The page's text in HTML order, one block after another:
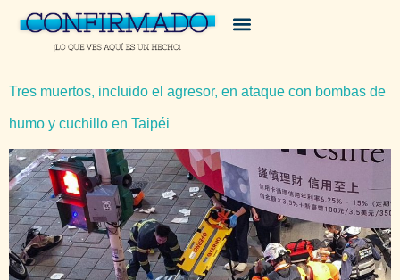
Tres muertos, incluido el agresor, en ataque con bombas de
humo y cuchillo en Taipéi